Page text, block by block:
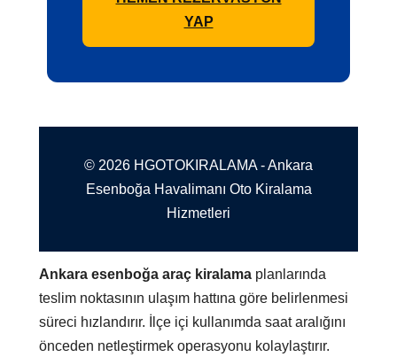
YAP
© 2026 HGOTOKIRALAMA - Ankara
Esenboğa Havalimanı Oto Kiralama
Hizmetleri
Ankara esenboğa araç kiralama planlarında
teslim noktasının ulaşım hattına göre belirlenmesi
süreci hızlandırır. İlçe içi kullanımda saat aralığını
önceden netleştirmek operasyonu kolaylaştırır.